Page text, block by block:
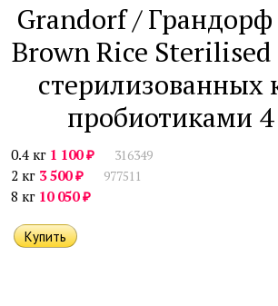
Grandorf /
Brown Rice
стерилизованных
пробиотиками
0.4 кг 1 100₽ 316349
2 кг 3 500₽ 977511
8 кг 10 050₽